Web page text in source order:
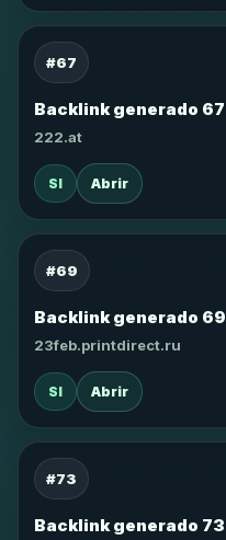
#67
Backlink generado 67
222.at
SI Abrir
#69
Backlink generado 69
23feb.printdirect.ru
SI Abrir
#73
Backlink generado 73